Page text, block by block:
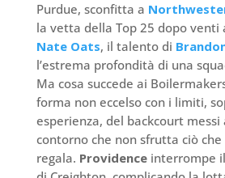
Purdue, sconfitta a
la vetta della Top 25 dopo venti
Nate Oats, il talento di
l’estrema profondità di una
Ma cosa succede ai
forma non eccelso con i limiti,
esperienza, del backcourt messi
contorno che non sfrutta ciò che
regala. Providenceinterrompe